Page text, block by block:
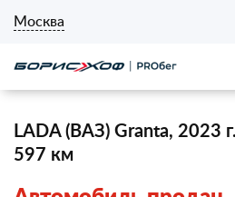
Москва
LADA (ВАЗ) Granta, 2023
597 км